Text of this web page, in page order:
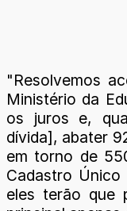
"Resolvemos
Ministério da
os juros e,
dívida], abater
em torno de
Cadastro Único
eles terão que